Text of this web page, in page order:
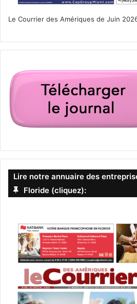
Le Courrier des Amériques de Juin
Lire notre annuaire des
Floride (cliquez):